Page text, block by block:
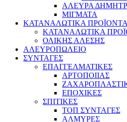
ΑΛΕΥΡΑ
ΜΙΓΜΑΤΑ
ΚΑΤΑΝΑΛΩΤΙΚΑ ΠΡΟΪΟΝΤΑ
ΚΑΤΑΝΑΛΩΤΙΚΑ
ΟΛΙΚΗΣ ΑΛΕΣΗΣ
ΑΛΕΥΡΟΠΩΛΕΙΟ
ΣΥΝΤΑΓΕΣ
ΕΠΑΓΓΕΛΜΑΤΙΚΕΣ
ΑΡΤΟΠΟΙΙΑΣ
ΕΠΟΧΙΚΕΣ
ΣΠΙΤΙΚΕΣ
ΤΟΠ ΣΥΝΤΑΓΕΣ
ΑΛΜΥΡΕΣ